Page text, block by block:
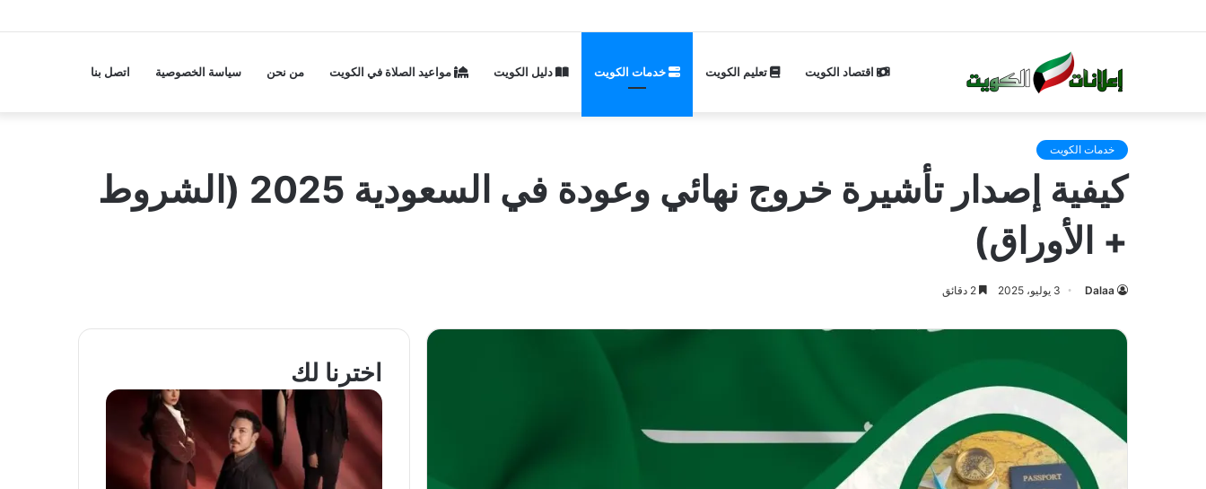
اقتصاد الكويت تعليم الكويت خدمات الكويت دليل الكويت مواعيد الصلاة في الكويت من نحن سياسة الخصوصية اتصل بنا
خدمات الكويت
كيفية إصدار تأشيرة خروج نهائي وعودة في السعودية 2025 (الشروط
+ الأوراق)
Dalaa 3 يوليو، 2025
اخترنا لك